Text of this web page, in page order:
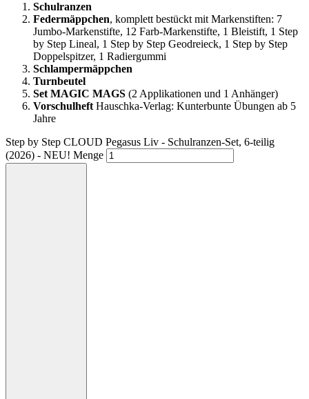
Schulranzen
Federmäppchen, komplett bestückt mit Markenstiften: 7
Jumbo-Markenstifte, 12 Farb-Markenstifte, 1 Bleistift, 1 Step
by Step Lineal, 1 Step by Step Geodreieck, 1 Step by Step
Doppelspitzer, 1 Radiergummi
Schlampermäppchen
Turnbeutel
Set MAGIC MAGS (2 Applikationen und 1 Anhänger)
Vorschulheft Hauschka-Verlag: Kunterbunte Übungen ab 5
Jahre
Step by Step CLOUD Pegasus Liv - Schulranzen-Set, 6-teilig
(2026) - NEU! Menge